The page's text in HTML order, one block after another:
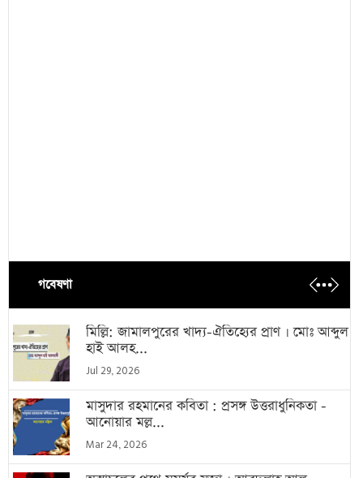
গবেষণা
মিল্লি: জামালপুরের খাদ্য-ঐতিহ্যের প্রাণ । মোঃ আব্দুল
হাই আলহ...
Jul 29, 2026
মাসুদার রহমানের কবিতা : প্রসঙ্গ উত্তরাধুনিকতা -
আনোয়ার মল্ল...
Mar 24, 2026